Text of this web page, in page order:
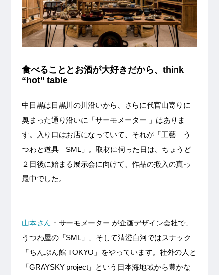
食べることとお酒が大好きだから、think
“hot” table
中目黒は目黒川の川沿いから、さらに代官山寄りに
奥まった通り沿いに「サーモメーター 」はありま
す。入り口はお店になっていて、それが「工藝 う
つわと道具 SML」。取材に伺った日は、ちょうど
２日後に始まる展示会に向けて、作品の搬入の真っ
最中でした。
山本さん ：サーモメーター が企画デザイン会社で、
うつわ屋の「SML」、そして清澄白河ではスナック
「ちんぷん館 TOKYO」をやっています。社外の人と
「GRAYSKY project」という日本海地域から豊かな